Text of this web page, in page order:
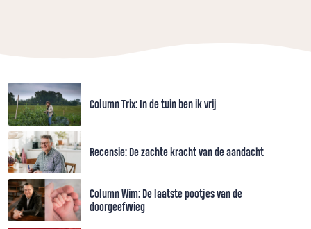
Column Trix: In de tuin ben ik vrij
Recensie: De zachte kracht van de aandacht
Column Wim: De laatste pootjes van de
doorgeefwieg